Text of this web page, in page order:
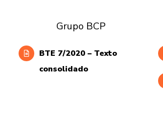
Grupo BCP
BTE 7/2020 – Texto
consolidado